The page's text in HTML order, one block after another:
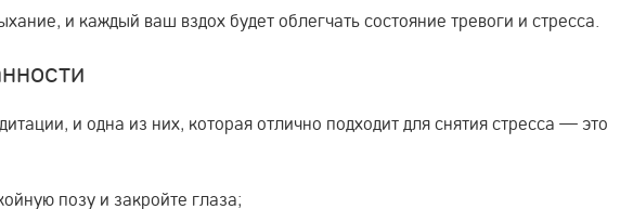
и каждый ваш вздох будет облегчать состояние тревоги и стресса.
и одна из них, которая отлично подходит для снятия стресса — это
позу и закройте глаза;